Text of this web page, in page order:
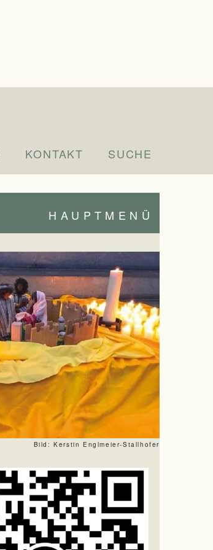
KONTAKT SUCHE
HAUPTMENÜ
Bild: Kerstin Englmeier-Stallhofer